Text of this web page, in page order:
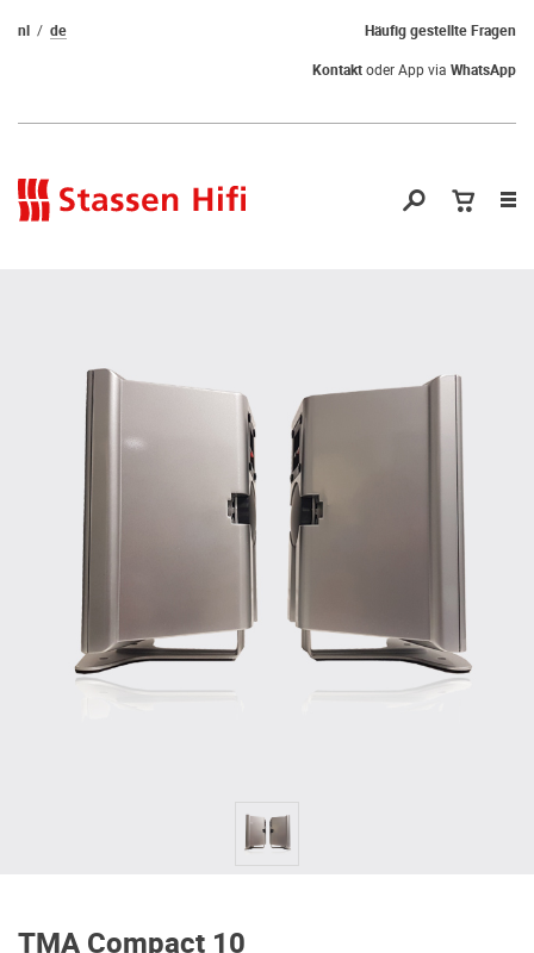
Häufig gestellte Fragen
nl
de
Kontaktoder App via WhatsApp
TMA Compact 10